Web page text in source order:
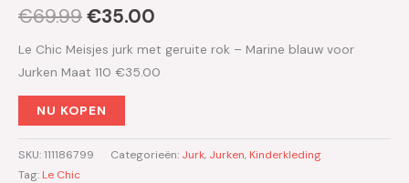
€69.99€35.00
Le Chic Meisjes jurk met geruite rok – Marine blauw voor
Jurken Maat 110 €35.00
NU KOPEN
SKU:111186799 Categorieën: Jurk, Jurken, Kinderkleding
Tag: Le Chic